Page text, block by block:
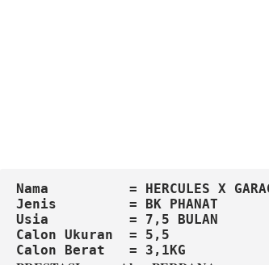
Nama          = HERCULES X
Jenis         = BK PHANAT
Usia          = 7,5 BULAN
Calon Ukuran  = 5,5